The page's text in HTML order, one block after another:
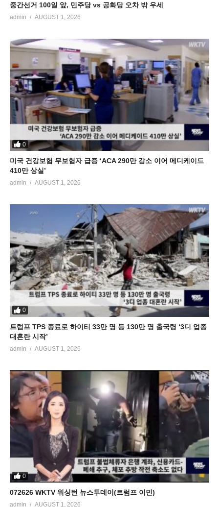
중간선거 100일 앞, 민주당 vs 공화당 오차 밖 우세
admin AUGUST 1, 2026
0
미국 건강보험 무보험자 급증 ‘ACA 290만 감소 이어 메디케이드
410만 상실’
admin AUGUST 1, 2026
0
트럼프 TPS 종료로 하이티 33만 명 등 130만 명 출국령 ‘3디 업종
대혼란 시작’
admin AUGUST 1, 2026
0
072626 WKTV 워싱턴 뉴스투데이(트럼프 이민)
admin AUGUST 1, 2026